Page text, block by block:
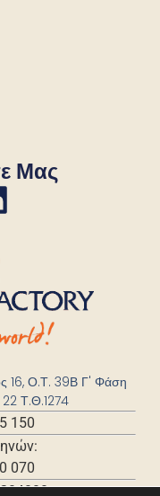
16, Ο.Τ. 39Β Γ' Φάση
Τ.Θ.1274
150
070
Μας